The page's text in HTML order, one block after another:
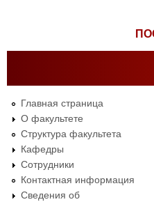
Главная страница
О факультете
Структура факультета
Кафедры
Сотрудники
Контактная информация
Сведения об